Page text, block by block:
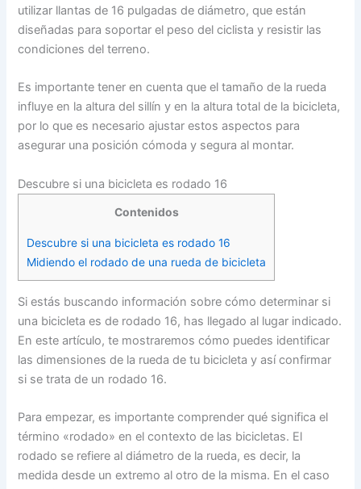
utilizar llantas de 16 pulgadas de diámetro, que están
diseñadas para soportar el peso del ciclista y resistir las
condiciones del terreno.
Es importante tener en cuenta que el tamaño de la rueda
influye en la altura del sillín y en la altura total de la bicicleta,
por lo que es necesario ajustar estos aspectos para
asegurar una posición cómoda y segura al montar.
Descubre si una bicicleta es rodado 16
Contenidos
Descubre si una bicicleta es rodado 16
Midiendo el rodado de una rueda de bicicleta
Si estás buscando información sobre cómo determinar si
una bicicleta es de rodado 16, has llegado al lugar indicado.
En este artículo, te mostraremos cómo puedes identificar
las dimensiones de la rueda de tu bicicleta y así confirmar
si se trata de un rodado 16.
Para empezar, es importante comprender qué significa el
término «rodado» en el contexto de las bicicletas. El
rodado se refiere al diámetro de la rueda, es decir, la
medida desde un extremo al otro de la misma. En el caso